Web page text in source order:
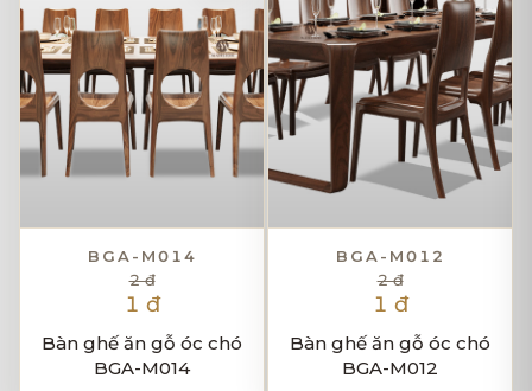
BGA-M014
2 đ
1 đ
Bàn ghế ăn gỗ óc chó
BGA-M014
BGA-M012
2 đ
1 đ
Bàn ghế ăn gỗ óc chó
BGA-M012